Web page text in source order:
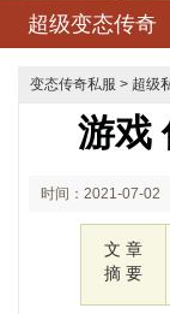
超级变态传奇
变态传奇私服 > 超级
游戏
时间：2021-07-02
文 章
摘 要